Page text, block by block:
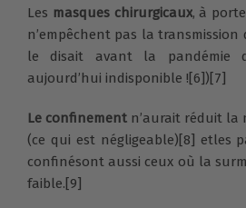
Les masques chirurgicaux, à
n’empêchent pas la transmission
le disait avant la pandémie
aujourd’hui indisponible ![6])[7]
Le confinement n’aurait réduit la
(ce qui est négligeable)[8] etles
confinésont aussi ceux où la
faible.[9]